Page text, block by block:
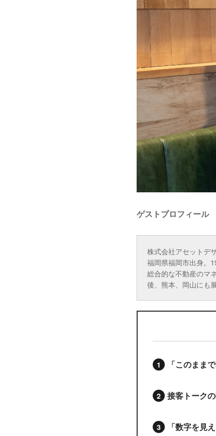
ゲストプロフィール
株式会社アセットデ
福岡県福岡市出身。
総合的な不動産のマ
後、熊本、岡山にも展
「このまま
接客トーク
「数字を見